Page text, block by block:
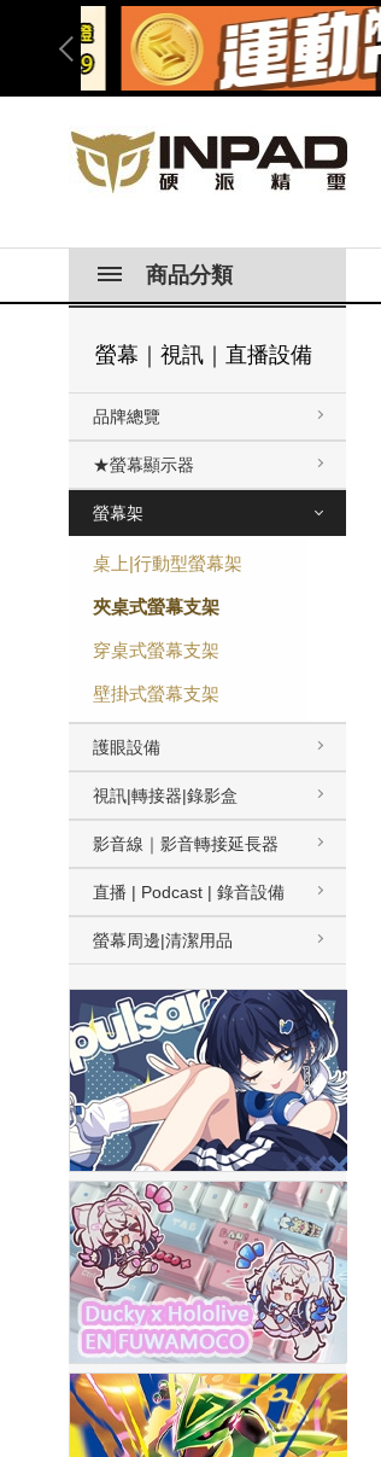
商品分類
螢幕｜視訊｜直播設備
品牌總覽
★螢幕顯示器
螢幕架
桌上|行動型螢幕架
夾桌式螢幕支架
穿桌式螢幕支架
壁掛式螢幕支架
護眼設備
視訊|轉接器|錄影盒
影音線｜影音轉接延長器
直播 | Podcast | 錄音設備
螢幕周邊|清潔用品
加購-剪刀石頭布猜拳鍵帽一盒四
入000385000289
$199
- +